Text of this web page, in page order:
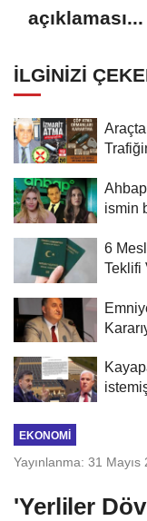
İLGINIZI
ismin
6
Teklifi
EKONOMI
Yayınlanma: 31
'Yerliler